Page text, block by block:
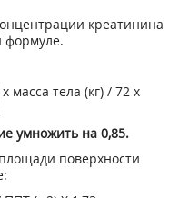
креатинина
формуле.
масса тела (кг) / 72 х
умножить на 0,85.
поверхности